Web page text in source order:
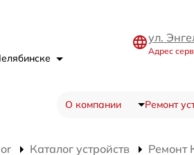
ул.
Адрес
О компании Ремонт
Каталог устройств Ремонт